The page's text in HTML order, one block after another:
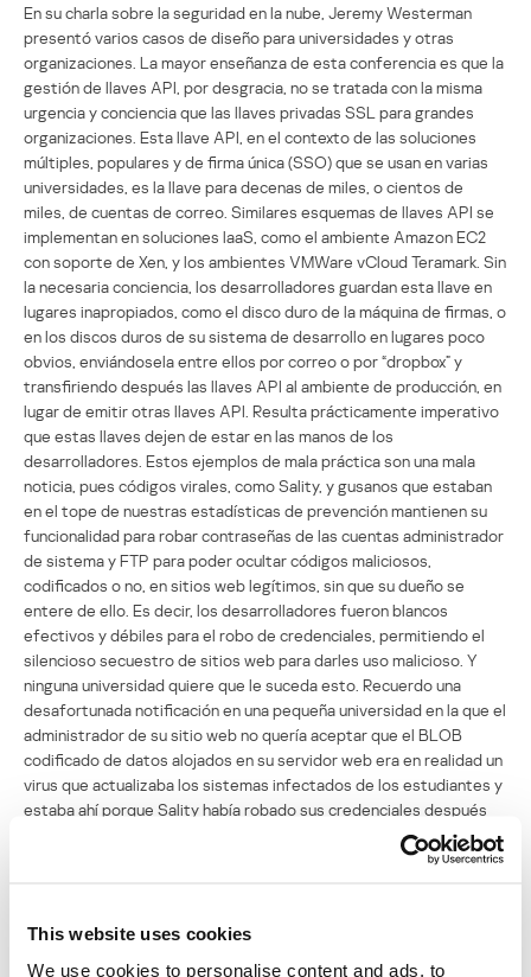
This website uses cookies
We use cookies to personalise content and ads, to
En su charla sobre la seguridad en la nube, Jeremy Westerman
presentó varios casos de diseño para universidades y otras
organizaciones. La mayor enseñanza de esta conferencia es que la
gestión de llaves API, por desgracia, no se tratada con la misma
urgencia y conciencia que las llaves privadas SSL para grandes
organizaciones. Esta llave API, en el contexto de las soluciones
múltiples, populares y de firma única (SSO) que se usan en varias
universidades, es la llave para decenas de miles, o cientos de
miles, de cuentas de correo. Similares esquemas de llaves API se
implementan en soluciones laaS, como el ambiente Amazon EC2
con soporte de Xen, y los ambientes VMWare vCloud Teramark. Sin
la necesaria conciencia, los desarrolladores guardan esta llave en
lugares inapropiados, como el disco duro de la máquina de firmas, o
en los discos duros de su sistema de desarrollo en lugares poco
obvios, enviándosela entre ellos por correo o por “dropbox” y
transfiriendo después las llaves API al ambiente de producción, en
lugar de emitir otras llaves API. Resulta prácticamente imperativo
que estas llaves dejen de estar en las manos de los
desarrolladores. Estos ejemplos de mala práctica son una mala
noticia, pues códigos virales, como Sality, y gusanos que estaban
en el tope de nuestras estadísticas de prevención mantienen su
funcionalidad para robar contraseñas de las cuentas administrador
de sistema y FTP para poder ocultar códigos maliciosos,
codificados o no, en sitios web legítimos, sin que su dueño se
entere de ello. Es decir, los desarrolladores fueron blancos
efectivos y débiles para el robo de credenciales, permitiendo el
silencioso secuestro de sitios web para darles uso malicioso. Y
ninguna universidad quiere que le suceda esto. Recuerdo una
desafortunada notificación en una pequeña universidad en la que el
administrador de su sitio web no quería aceptar que el BLOB
codificado de datos alojados en su servidor web era en realidad un
virus que actualizaba los sistemas infectados de los estudiantes y
estaba ahí porque Sality había robado sus credenciales después
de intentar ejecutar software pirateado que se distribuía por una
red P2P. De todas maneras, esto sucede, pero se puede prever y
La conferencia de Dan Roseberg (Android Modding for the